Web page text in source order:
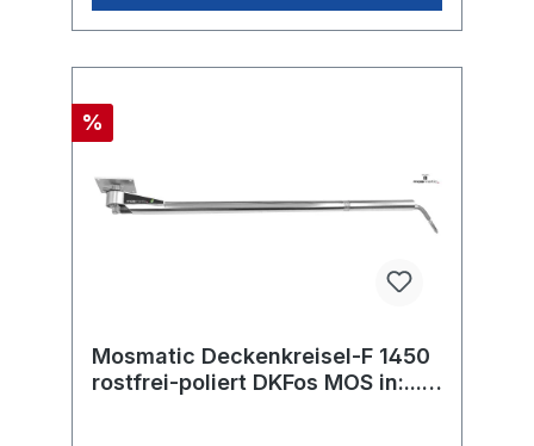
%
Mosmatic Deckenkreisel-F 1450
rostfrei-poliert DKFos MOS in:...